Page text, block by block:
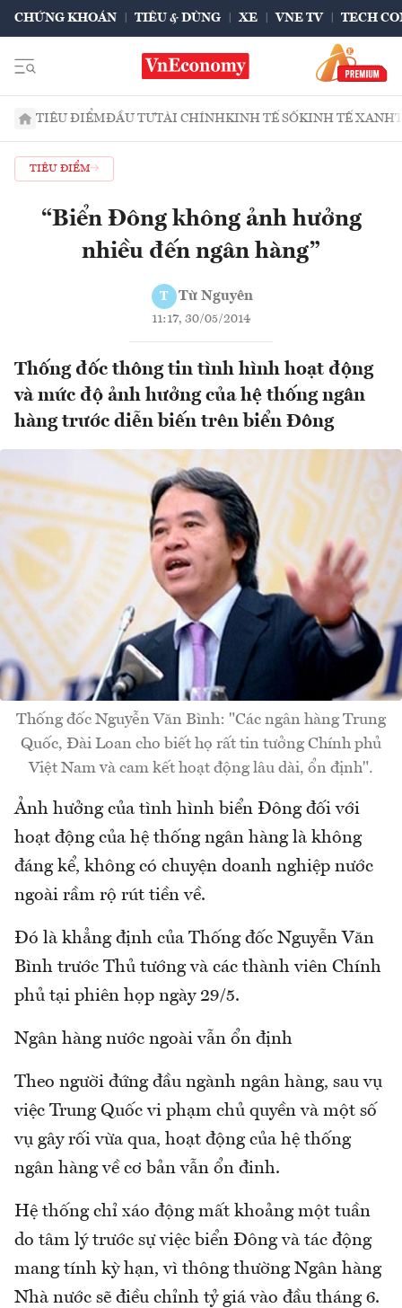
CHỨNG KHOÁN TIÊU & DÙNG XE VNE TV TECH
TIÊU ĐIỂMĐẦU TƯTÀI CHÍNHKINH TẾ SỐKINH TẾ XANH
TIÊU ĐIỂM
“Biển Đông không ảnh hưởng
nhiều đến ngân hàng”
T Từ Nguyên
11:17, 30/05/2014
Thống đốc thông tin tình hình hoạt động
và mức độ ảnh hưởng của hệ thống ngân
hàng trước diễn biến trên biển Đông
Thống đốc Nguyễn Văn Bình: "Các ngân hàng Trung
Quốc, Đài Loan cho biết họ rất tin tưởng Chính phủ
Việt Nam và cam kết hoạt động lâu dài, ổn định".
Ảnh hưởng của tình hình biển Đông đối với
hoạt động của hệ thống ngân hàng là không
đáng kể, không có chuyện doanh nghiệp nước
ngoài rầm rộ rút tiền về.
Đó là khẳng định của Thống đốc Nguyễn Văn
Bình trước Thủ tướng và các thành viên Chính
phủ tại phiên họp ngày 29/5.
Ngân hàng nước ngoài vẫn ổn định
Theo người đứng đầu ngành ngân hàng, sau vụ
việc Trung Quốc vi phạm chủ quyền và một số
vụ gây rối vừa qua, hoạt động của hệ thống
ngân hàng về cơ bản vẫn ổn đinh.
Hệ thống chỉ xáo động mất khoảng một tuần
do tâm lý trước sự việc biển Đông và tác động
mang tính kỳ hạn, vì thông thường Ngân hàng
Nhà nước sẽ điều chỉnh tỷ giá vào đầu tháng 6.